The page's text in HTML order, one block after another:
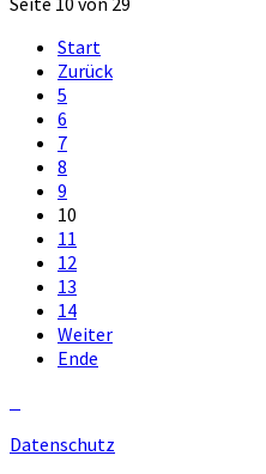
Start
Zurück
5
6
7
8
9
10
11
12
13
14
Weiter
Ende
Datenschutz